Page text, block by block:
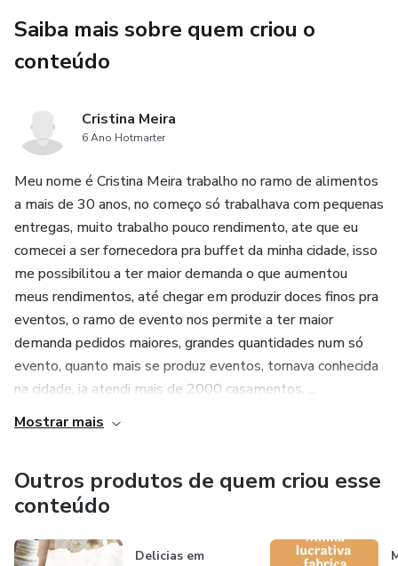
-Organizar seu negócio pra crescer mais
Saiba mais sobre quem criou o
conteúdo
Cristina Meira
6 Ano Hotmarter
Meu nome é Cristina Meira trabalho no ramo de alimentos
a mais de 30 anos, no começo só trabalhava com pequenas
entregas, muito trabalho pouco rendimento, ate que eu
comecei a ser fornecedora pra buffet da minha cidade, isso
me possibilitou a ter maior demanda o que aumentou
meus rendimentos, até chegar em produzir doces finos pra
eventos, o ramo de evento nos permite a ter maior
demanda pedidos maiores, grandes quantidades num só
evento, quanto mais se produz eventos, tornava conhecida
na cidade, ja atendi mais de 2000 casamentos, ...
Mostrar mais
Outros produtos de quem criou esse
conteúdo
Delicias em